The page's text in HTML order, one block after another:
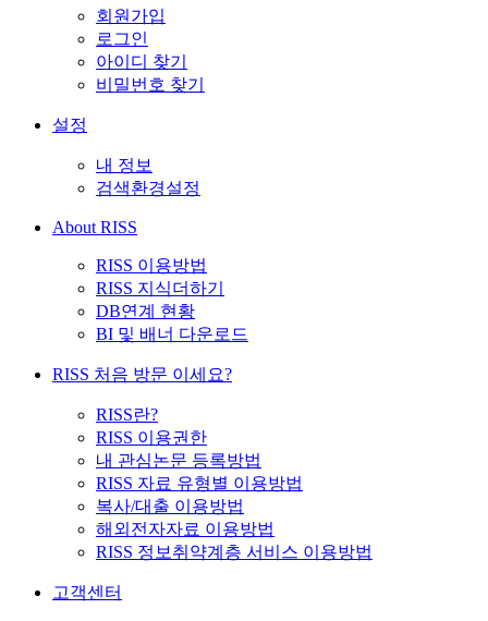
회원가입
로그인
아이디 찾기
비밀번호 찾기
설정
내 정보
검색환경설정
About RISS
RISS 이용방법
RISS 지식더하기
DB연계 현황
BI 및 배너 다운로드
RISS 처음 방문 이세요?
RISS란?
RISS 이용권한
내 관심논문 등록방법
RISS 자료 유형별 이용방법
복사/대출 이용방법
해외전자자료 이용방법
RISS 정보취약계층 서비스 이용방법
고객센터